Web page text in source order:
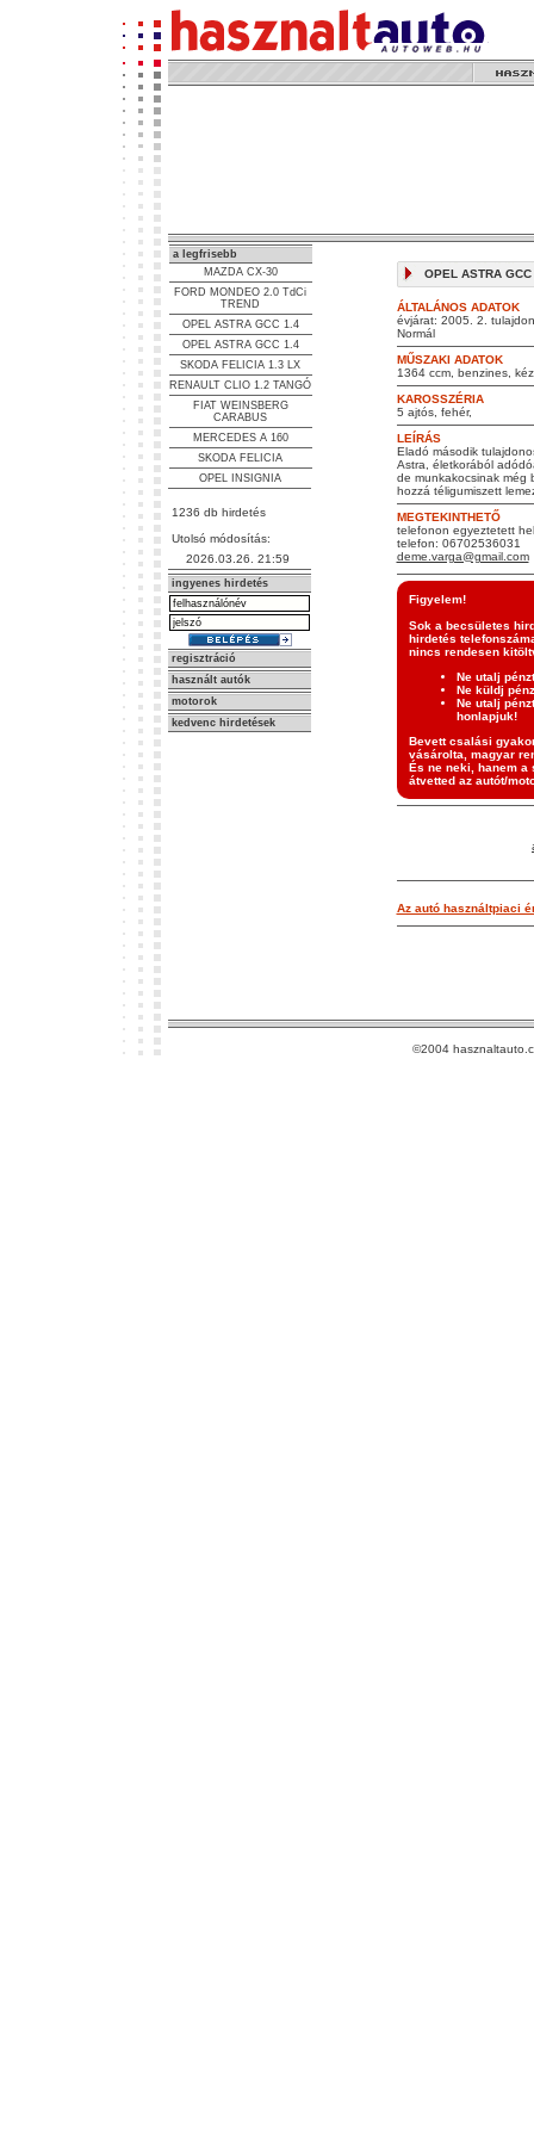
a legfrisebb
MAZDA CX-30
FORD MONDEO 2.0 TdCi
TREND
OPEL ASTRA GCC 1.4
OPEL ASTRA GCC 1.4
SKODA FELICIA 1.3 LX
RENAULT CLIO 1.2 TANGÓ
FIAT WEINSBERG
CARABUS
MERCEDES A 160
SKODA FELICIA
OPEL INSIGNIA
1236 db hirdetés
Utolsó módosítás:
2026.03.26. 21:59
ingyenes hirdetés
regisztráció
használt autók
motorok
kedvenc hirdetések
OPEL ASTRA
ÁLTALÁNOS ADATOK
évjárat: 2005. 2.
Normál
MŰSZAKI ADATOK
1364 ccm, benzines,
KAROSSZÉRIA
5 ajtós, fehér,
LEÍRÁS
Eladó második
Astra, életkorából
de munkakocsinak még
hozzá téligumiszett
MEGTEKINTHETŐ
telefonon egyeztetett
telefon: 06702536031
deme.varga@gmail.com
Figyelem!
Sok a becsületes
hirdetés
nincs rendesen
Ne utalj
Ne küldj
Ne utalj
honlapjuk!
Bevett csalási
vásárolta, magyar
És ne neki, hanem a
átvetted az autót/
Az autó használtpiaci
©2004